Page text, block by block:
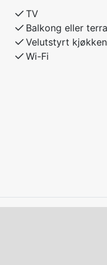
med
120
TV
Balkong eller
Velutstyrt kjøkken
Wi-Fi